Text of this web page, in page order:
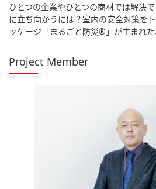
ひとつの企業やひとつの商材では解決
に⽴ち向かうには？室内の安全対策を
ッケージ「まるごと防災®︎」が⽣まれた
Project Member